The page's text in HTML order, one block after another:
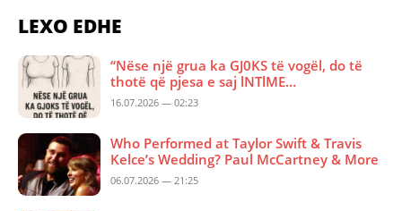
LEXO EDHE
“Nëse një grua ka GJ0KS të vogël, do të
thotë që pjesa e saj lNTlME…
16.07.2026 — 02:23
Who Performed at Taylor Swift & Travis
Kelce’s Wedding? Paul McCartney & More
06.07.2026 — 21:25